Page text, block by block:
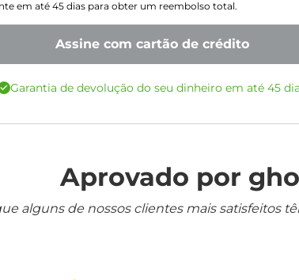
em até 45 dias para obter um reembolso total.
Assine com cartão de crédito
Garantia de devolução do seu dinheiro em até 45
Aprovado por
alguns de nossos clientes mais satisfeitos